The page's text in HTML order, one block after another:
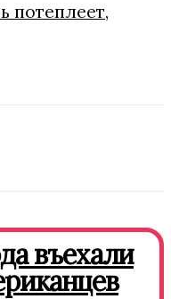
потеплеет,
въехали